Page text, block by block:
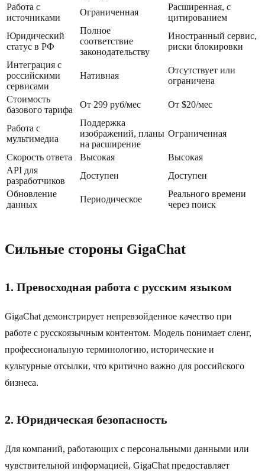
Работа с
источниками
Ограниченная
Расширенная, с
цитированием
Юридический
статус в РФ
Полное
соответствие
законодательству
Иностранный сервис,
риски блокировки
Интеграция с
российскими
сервисами
Нативная
Отсутствует или
ограничена
Стоимость
базового тарифа
От 299 руб/мес От $20/мес
Работа с
мультимедиа
Поддержка
изображений, планы
на расширение
Ограниченная
Скорость ответа Высокая
Высокая
API для
разработчиков
Доступен
Доступен
Обновление
данных
Периодическое
Реального времени
через поиск
Сильные стороны GigaChat
1. Превосходная работа с русским языком
GigaChat демонстрирует непревзойденное качество при
работе с русскоязычным контентом. Модель понимает сленг,
профессиональную терминологию, исторические и
культурные отсылки, что критично важно для российского
бизнеса.
2. Юридическая безопасность
Для компаний, работающих с персональными данными или
чувствительной информацией, GigaChat предоставляет